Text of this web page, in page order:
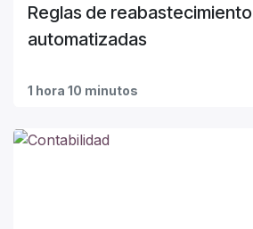
Reglas de reabastecimiento
automatizadas
1 hora 10 minutos